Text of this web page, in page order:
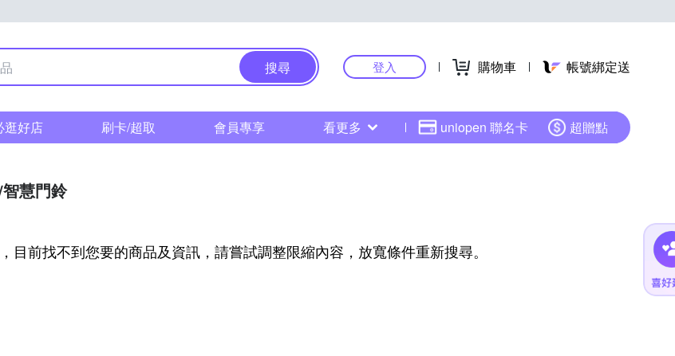
搜尋 登入 購物車 帳號綁定送
逛好店 刷卡/超取 會員專享 看更多 uniopen 聯名卡 超贈點
慧門鈴
目前找不到您要的商品及資訊，請嘗試調整限縮內容，放寬條件重新搜尋。